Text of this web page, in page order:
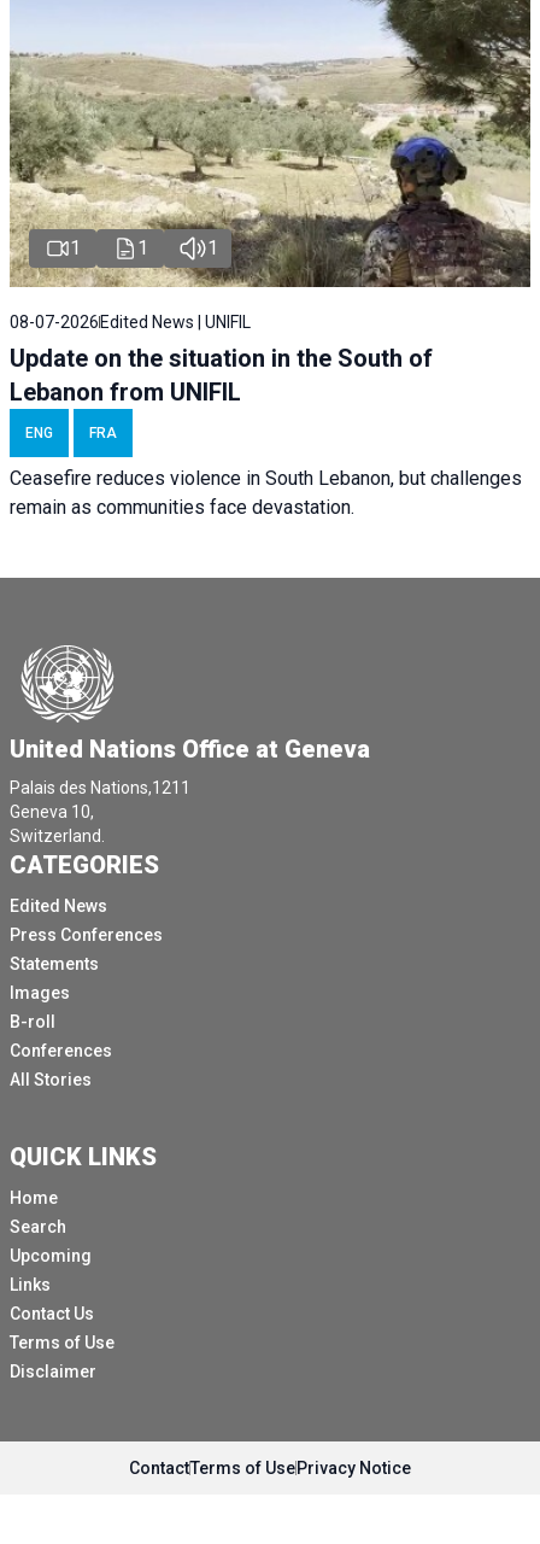
1 1 1
08-07-2026 Edited News | UNIFIL
Update on the situation in the South of
Lebanon from UNIFIL
ENG FRA
Ceasefire reduces violence in South Lebanon, but challenges
remain as communities face devastation.
United Nations Office at Geneva
Palais des Nations,1211
Geneva 10,
Switzerland.
CATEGORIES
Edited News
Press Conferences
Statements
Images
B-roll
Conferences
All Stories
QUICK LINKS
Home
Search
Upcoming
Links
Contact Us
Terms of Use
Disclaimer
ContactTerms of UsePrivacy Notice